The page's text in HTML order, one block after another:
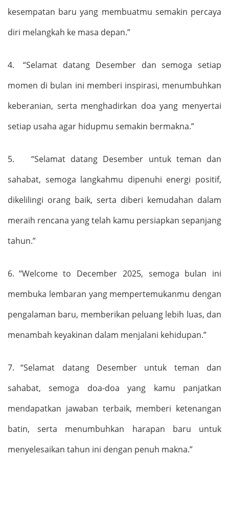
kesempatan baru yang membuatmu semakin percaya
diri melangkah ke masa depan.”
4. “Selamat datang Desember dan semoga setiap
momen di bulan ini memberi inspirasi, menumbuhkan
keberanian, serta menghadirkan doa yang menyertai
setiap usaha agar hidupmu semakin bermakna.”
5. “Selamat datang Desember untuk teman dan
sahabat, semoga langkahmu dipenuhi energi positif,
dikelilingi orang baik, serta diberi kemudahan dalam
meraih rencana yang telah kamu persiapkan sepanjang
tahun.”
6. “Welcome to December 2025, semoga bulan ini
membuka lembaran yang mempertemukanmu dengan
pengalaman baru, memberikan peluang lebih luas, dan
menambah keyakinan dalam menjalani kehidupan.”
7. “Selamat datang Desember untuk teman dan
sahabat, semoga doa-doa yang kamu panjatkan
mendapatkan jawaban terbaik, memberi ketenangan
batin, serta menumbuhkan harapan baru untuk
menyelesaikan tahun ini dengan penuh makna.”